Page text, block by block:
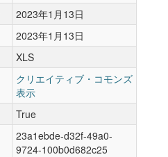
2023年1月13日
2023年1月13日
XLS
クリエイティブ・コモンズ
表示
True
23a1ebde-d32f-49a0-
9724-100b0d682c25